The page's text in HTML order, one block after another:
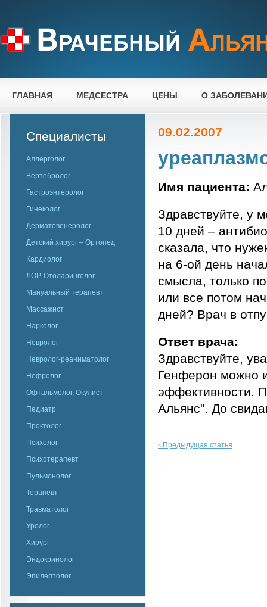
ГЛАВНАЯ МЕДСЕСТРА ЦЕНЫ О
Специалисты
Аллерголог
Вертебролог
Гастроэнтеролог
Гинеколог
Дерматовенеролог
Детский хирург – Ортопед
Кардиолог
ЛОР, Отоларинголог
Мануальный терапевт
Массажист
Нарколог
Невролог
Невролог-реаниматолог
Нефролог
Офтальмолог, Окулист
Педиатр
Проктолог
Психолог
Психотерапевт
Пульмонолог
Терапевт
Травматолог
Уролог
Хирург
Эндокринолог
Эпилептолог
09.02.2007
Имя пациента:
Здравствуйте, у
10 дней –
сказала, что
на 6-ой день
смысла, только
или все потом
дней? Врач в
Ответ врача:
Здравствуйте,
Генферон можно
эффективности.
Альянс". До
< Предыдущая статья